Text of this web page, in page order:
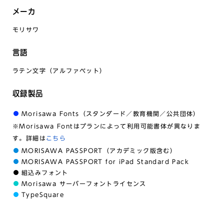
メーカ
モリサワ
言語
ラテン文字（アルファベット）
収録製品
Morisawa Fonts（スタンダード／教育機関／公共団体）
※Morisawa Fontはプランによって利用可能書体が異なりま
す。詳細は こちら
MORISAWA PASSPORT（アカデミック版含む）
MORISAWA PASSPORT for iPad Standard Pack
組込みフォント
Morisawa サーバーフォントライセンス
TypeSquare